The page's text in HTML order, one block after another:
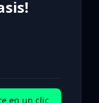
en un clic